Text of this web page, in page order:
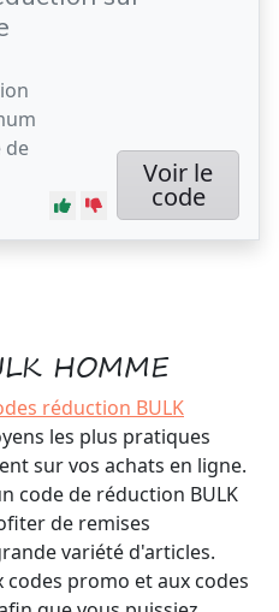
HOMME
réduction BULK
les plus pratiques
sur vos achats en ligne.
code de réduction BULK
de remises
variété d'articles.
codes promo et aux codes
de
Voir le
code